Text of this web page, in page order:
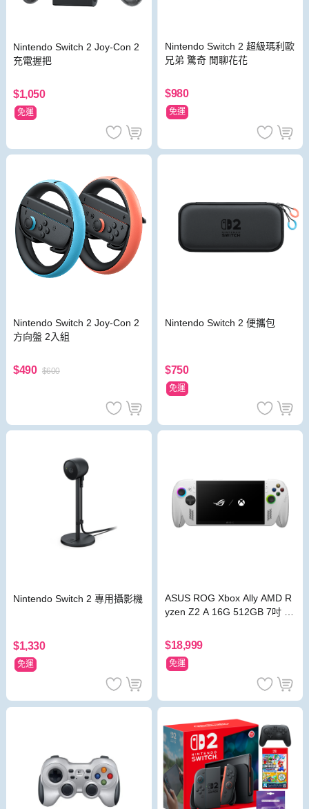
Nintendo Switch 2 Joy-Con 2
充電握把
$1,050
免運
Nintendo Switch 2 超級瑪利歐
兄弟 驚奇 閒聊花花
$980
免運
Nintendo Switch 2 Joy-Con 2
方向盤 2入組
$490 $600
Nintendo Switch 2 便攜包
$750
免運
Nintendo Switch 2 專用攝影機
$1,330
免運
ASUS ROG Xbox Ally AMD R
yzen Z2 A 16G 512GB 7吋 F
$18,999
免運